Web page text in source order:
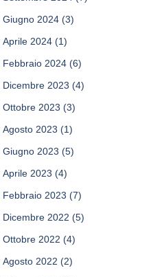
Giugno 2024 (3)
Aprile 2024 (1)
Febbraio 2024 (6)
Dicembre 2023 (4)
Ottobre 2023 (3)
Agosto 2023 (1)
Giugno 2023 (5)
Aprile 2023 (4)
Febbraio 2023 (7)
Dicembre 2022 (5)
Ottobre 2022 (4)
Agosto 2022 (2)